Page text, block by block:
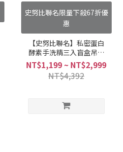
史努比聯名限量下殺67折優
惠
【史努比聯名】私密蛋白
酵素手洗精三入盲盒吊飾
組合
NT$1,199 ~ NT$2,999
NT$4,392